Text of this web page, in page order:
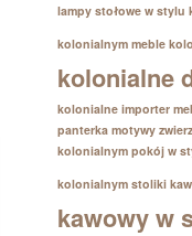
lampy stołowe w stylu
kolonialnym meble
kolonialne
kolonialne importer
panterka motywy
kolonialnym pokój w
kolonialnym stoliki
kawowy w